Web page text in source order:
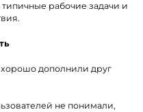
рабочие задачи и
хорошо дополнили друг
не понимали,